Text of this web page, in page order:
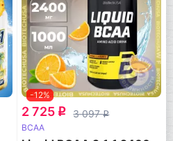
-12%
2 725 q 3 097q
BCAA